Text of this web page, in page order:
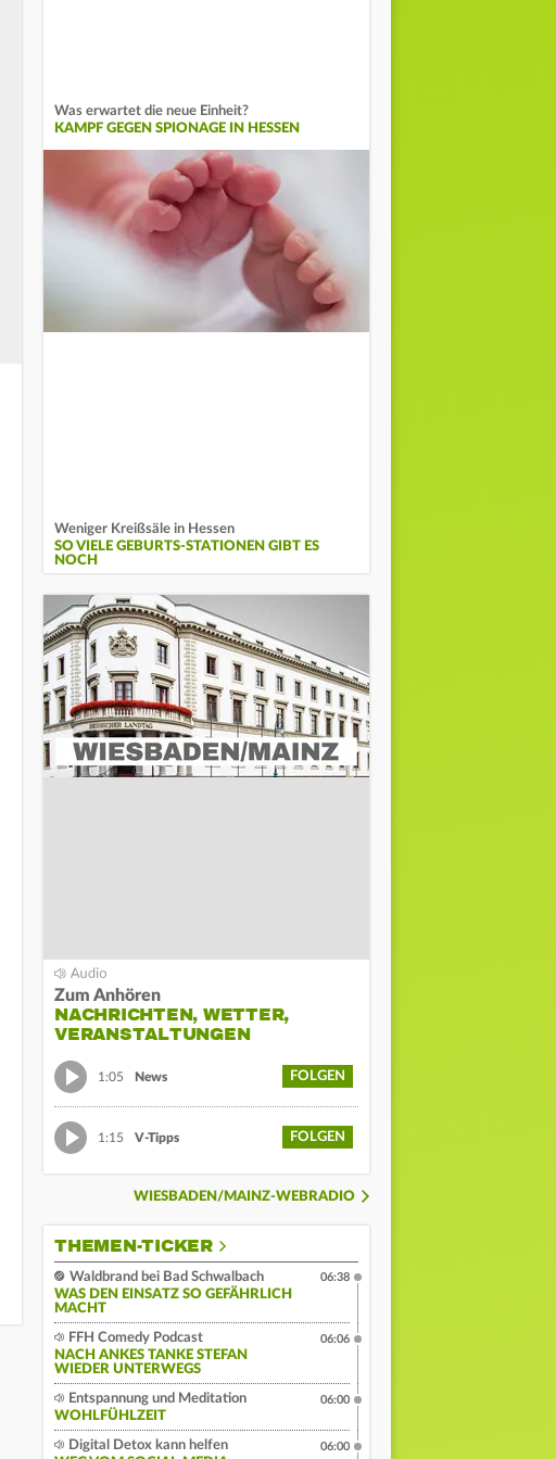
Was erwartet die neue Einheit?
KAMPF GEGEN SPIONAGE IN HESSEN
Weniger Kreißsäle in Hessen
SO VIELE GEBURTS-STATIONEN GIBT ES
NOCH
Zum Anhören
NACHRICHTEN, WETTER,
VERANSTALTUNGEN
1:05 News FOLGEN
1:15 V-Tipps FOLGEN
WIESBADEN/MAINZ-WEBRADIO
THEMEN-TICKER
Waldbrand bei Bad Schwalbach
WAS DEN EINSATZ SO GEFÄHRLICH
MACHT
06:38
FFH Comedy Podcast
NACH ANKES TANKE STEFAN
WIEDER UNTERWEGS
06:06
Entspannung und Meditation
WOHLFÜHLZEIT
06:00
Digital Detox kann helfen
06:00